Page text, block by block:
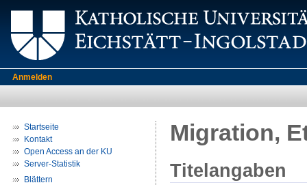
Anmelden
Startseite
Kontakt
Open Access an der KU
Server-Statistik
Blättern
Migration,
Titelangaben